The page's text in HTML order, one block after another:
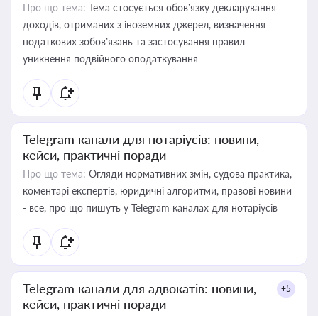
Про що тема: Тема стосується обов’язку декларування
доходів, отриманих з іноземних джерел, визначення
податкових зобов’язань та застосування правил
уникнення подвійного оподаткування
Telegram канали для нотаріусів: новини,
кейси, практичні поради
Про що тема: Огляди нормативних змін, судова практика,
коментарі експертів, юридичні алгоритми, правові новини
- все, про що пишуть у Telegram каналах для нотаріусів
Telegram канали для адвокатів: новини,
кейси, практичні поради
+5